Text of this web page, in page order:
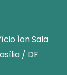
Íon Sala
/ DF